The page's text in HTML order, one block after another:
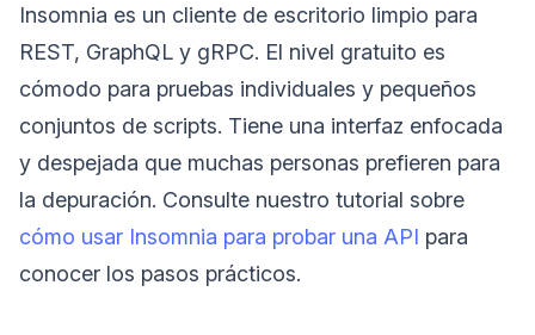
Insomnia es un cliente de escritorio limpio para
REST, GraphQL y gRPC. El nivel gratuito es
cómodo para pruebas individuales y pequeños
conjuntos de scripts. Tiene una interfaz enfocada
y despejada que muchas personas prefieren para
la depuración. Consulte nuestro tutorial sobre
cómo usar Insomnia para probar una API para
conocer los pasos prácticos.